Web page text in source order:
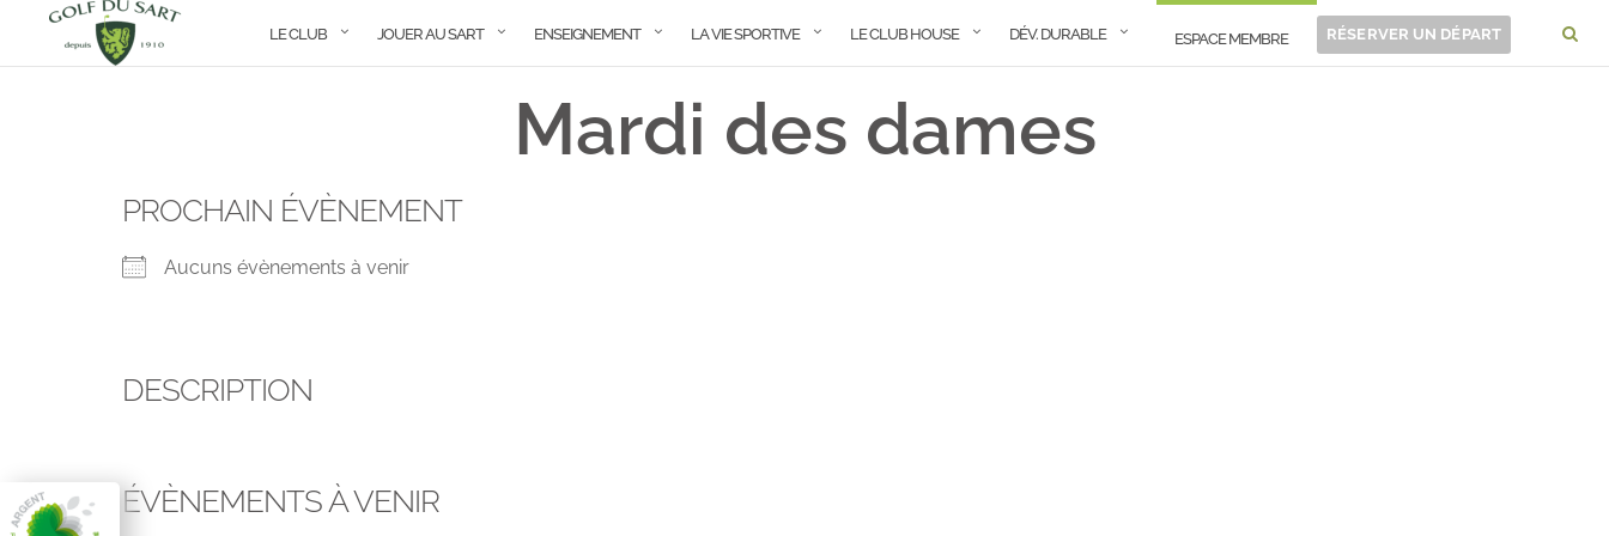
LE CLUB JOUER AU SART ENSEIGNEMENT LA VIE SPORTIVE LE CLUB HOUSE DÉV. DURABLE ESPACE MEMBRE RÉSERVER UN DÉPART
Mardi des dames
PROCHAIN ÉVÈNEMENT
Aucuns évènements à venir
DESCRIPTION
ÉVÈNEMENTS À VENIR